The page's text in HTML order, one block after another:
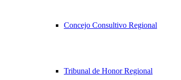
Concejo Consultivo Regional
Tribunal de Honor Regional